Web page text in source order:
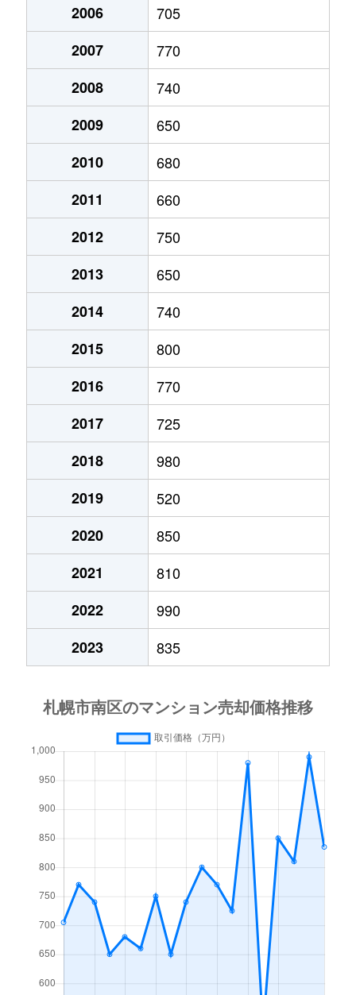
川沿１７条
200万円
北ノ沢
1,200万円
北ノ沢
400万円
定山渓温泉西
330万円
定山渓温泉西
540万円
澄川１条
1,400万円
澄川２条
800万円
澄川２条
1,900万円
澄川２条
1,200万円
澄川２条
790万円
澄川２条
1,300万円
澄川３条
1,000万円
澄川４条
720万円
澄川４条
2,600万円
澄川４条
2,800万円
澄川４条
3,000万円
澄川４条
2,800万円
澄川４条
1,700万円
中ノ沢
真駒内
徒歩45分
1,000万円 真駒内
真駒内曙町
自衛隊前
徒歩45分
真駒内泉町
2,400万円 真駒内
徒歩8分
真駒内泉町
真駒内
徒歩8分
真駒内泉町
2,300万円 真駒内
真駒内泉町
4,400万円 真駒内
真駒内柏丘
400万円 真駒内
2006
705
2007
770
2008
740
2009
650
2010
680
2011
660
2012
750
2013
650
2014
740
2015
800
2016
770
2017
725
2018
980
2019
520
2020
850
2021
810
2022
990
2023
835